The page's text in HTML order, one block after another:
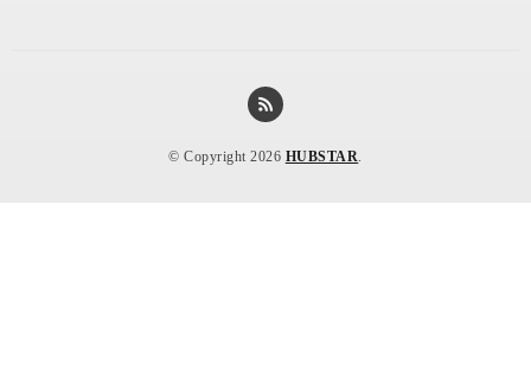
© Copyright 2026 HUBSTAR.